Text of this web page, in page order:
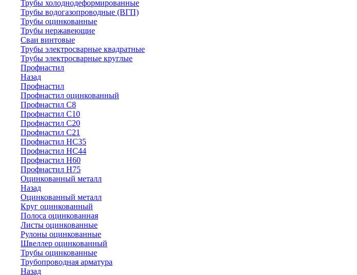
Трубы холоднодеформированные
Трубы водогазопроводные (ВГП)
Трубы оцинкованные
Трубы нержавеющие
Сваи винтовые
Трубы электросварные квадратные
Трубы электросварные круглые
Профнастил
Назад
Профнастил
Профнастил оцинкованный
Профнастил С8
Профнастил С10
Профнастил С20
Профнастил С21
Профнастил НС35
Профнастил НС44
Профнастил Н60
Профнастил Н75
Оцинкованный металл
Назад
Оцинкованный металл
Круг оцинкованный
Полоса оцинкованная
Листы оцинкованные
Рулоны оцинкованные
Швеллер оцинкованный
Трубы оцинкованные
Трубопроводная арматура
Назад